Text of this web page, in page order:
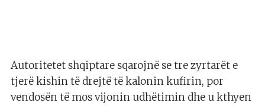
Autoritetet shqiptare sqarojnë se tre zyrtarët e
tjerë kishin të drejtë të kalonin kufirin, por
vendosën të mos vijonin udhëtimin dhe u kthyen